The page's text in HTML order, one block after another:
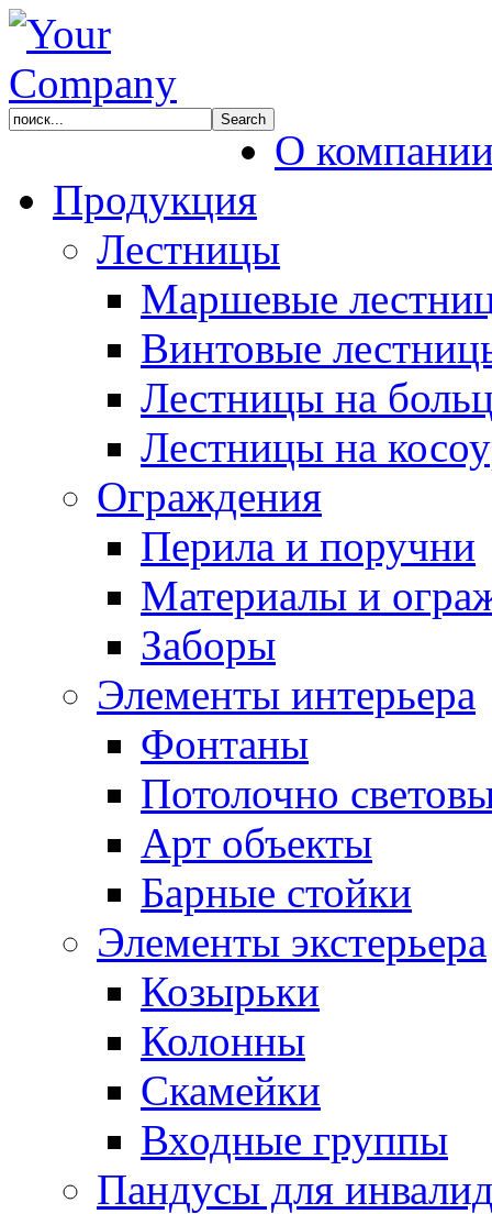
О
Продукция
Лестницы
Маршевые
Винтовые
Лестницы на
Лестницы на
Ограждения
Перила и поручни
Материалы и
Заборы
Элементы интерьера
Фонтаны
Потолочно
Арт объекты
Барные стойки
Элементы экстерьера
Козырьки
Колонны
Скамейки
Входные группы
Пандусы для